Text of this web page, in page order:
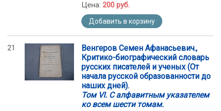
Цена: 200 руб.
Добавить в корзину
21
Венгеров Семен Афанасьевич.,
Критико-биографический словарь
русских писателей и ученых (От
начала русской образованности до
наших дней).
Том VI. С алфавитным указателем
ко всем шести томам.